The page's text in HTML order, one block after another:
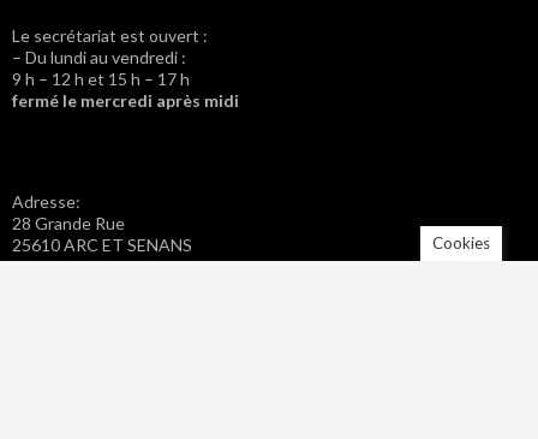
Le secrétariat est ouvert :
– Du lundi au vendredi :
9 h – 12 h et 15 h – 17 h
fermé le mercredi après midi
Adresse:
28 Grande Rue
25610 ARC ET SENANS
Tel. : 03 81 57 42 20
Cookies